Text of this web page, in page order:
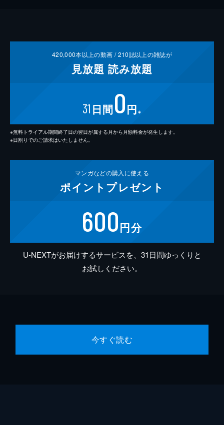
420,000本以上の動画 /210誌以上の雑誌が
見放題 読み放題
31 日間0円 ※
※無料トライアル期間終了日の翌日が属する月から月額料金が発生します。
※日割りでのご請求はいたしません。
マンガなどの購入に使える
ポイント プレゼント
600円分
U-NEXTがお届けするサービスを、31日間ゆっくりと
お試しください。
今すぐ読む